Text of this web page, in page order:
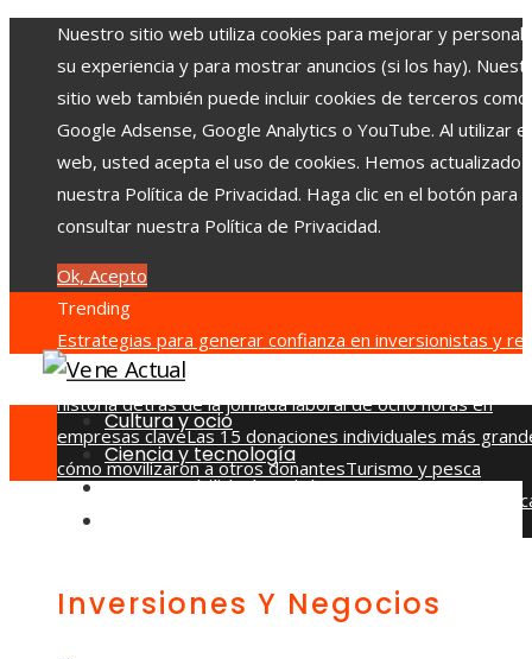
Nuestro sitio web utiliza cookies para mejorar y
su experiencia y para mostrar anuncios (si los hay).
sitio web también puede incluir cookies de terceros como
Google Adsense, Google Analytics o YouTube. Al utilizar
web, usted acepta el uso de cookies. Hemos actualizado
nuestra Política de Privacidad. Haga clic en el botón para
consultar nuestra Política de Privacidad.
Ok, Acepto
Trending
Estrategias para generar confianza en inversionistas y
la fragmentación económica en Bosnia y Herzegovina
historia detrás de la jornada laboral de ocho horas en
empresas claveLas 15 donaciones individuales más
cómo movilizaron a otros donantesTurismo y pesca
Por qué
los mercados emisores es clave para la economía de
viernes, agosto 7
Cultura y ocio
Ciencia y tecnología
Responsabilidad social
Inversiones Y Negocios